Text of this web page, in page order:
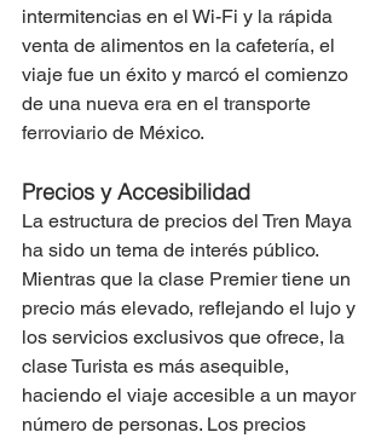
intermitencias en el Wi-Fi y la rápida
venta de alimentos en la cafetería, el
viaje fue un éxito y marcó el comienzo
de una nueva era en el transporte
ferroviario de México.
Precios y Accesibilidad
La estructura de precios del Tren Maya
ha sido un tema de interés público.
Mientras que la clase Premier tiene un
precio más elevado, reflejando el lujo y
los servicios exclusivos que ofrece, la
clase Turista es más asequible,
haciendo el viaje accesible a un mayor
número de personas. Los precios